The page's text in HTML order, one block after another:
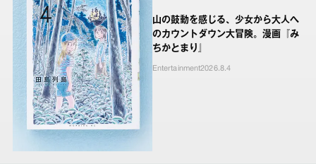
山の鼓動を感じる、少女から大人へ
のカウントダウン大冒険。漫画『み
ちかとまり』
Entertainment2026.8.4